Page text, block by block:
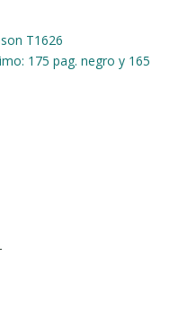
T1626
175 pag. negro y 165